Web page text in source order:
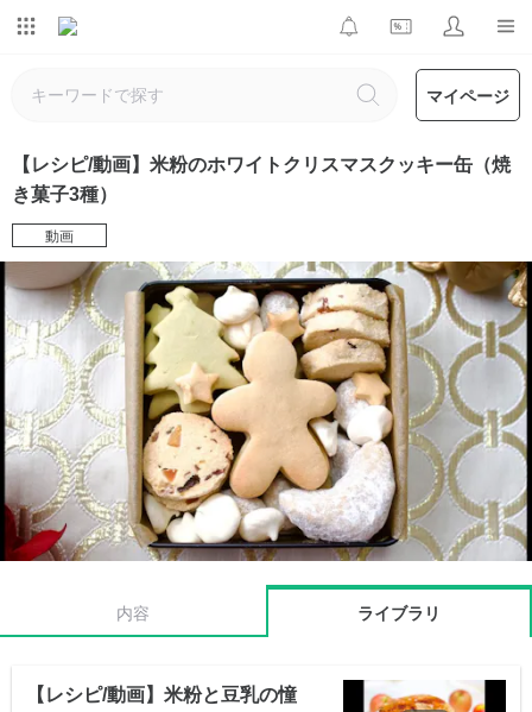
マイページ
【レシピ/動画】米粉のホワイトクリスマスクッキー缶（焼
き菓子3種）
動画
内容 ライブラリ
【レシピ/動画】米粉と豆乳の憧